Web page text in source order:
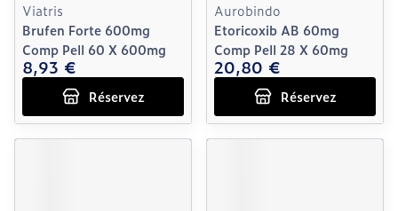
Viatris
Brufen Forte 600mg
Comp Pell 60 X 600mg
8,93 €
Réservez
Aurobindo
Etoricoxib AB 60mg
Comp Pell 28 X 60mg
20,80 €
Réservez